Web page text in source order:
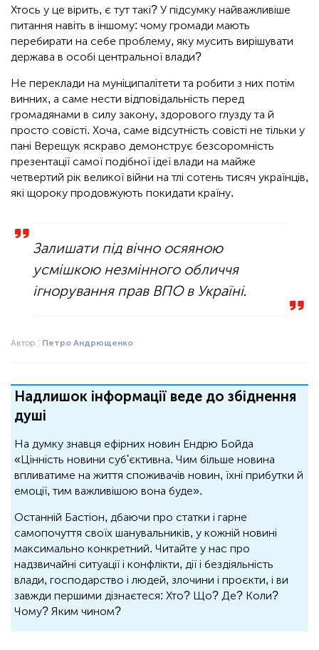
Хтось у це вірить, є тут такі? У підсумку найважливіше
питання навіть в іншому: чому громади мають
перебирати на себе проблему, яку мусить вирішувати
держава в особі центральної влади?
Не переклади на муніципалітети та робити з них потім
винних, а саме нести відповідальність перед
громадянами в силу закону, здорового глузду та й
просто совісті. Хоча, саме відсутність совісті не тільки у
пані Верещук яскраво демонструє безсоромність
презентації самої подібної ідеї влади на майже
четвертий рік великої війни на тлі сотень тисяч українців,
які щороку продовжують покидати країну.
Залишати під вічно осяяною
усмішкою незмінного обличчя
ігнорування прав ВПО в Україні.
Автор : Петро Андрющенко
Надлишок інформації веде до збіднення
душі
На думку знавця ефірних новин Ендрю Бойда
«Цінність новини суб'єктивна. Чим більше новина
впливатиме на життя споживачів новин, їхні прибутки й
емоції, тим важливішою вона буде».
Останній Бастіон, дбаючи про статки і гарне
самопочуття своїх шанувальників, у кожній новині
максимально конкретний. Читайте у нас про
надзвичайні ситуації і конфлікти, дії і бездіяльність
влади, господарство і людей, злочини і проєкти, і ви
завжди першими дізнаєтеся: Хто? Що? Де? Коли?
Чому? Яким чином?